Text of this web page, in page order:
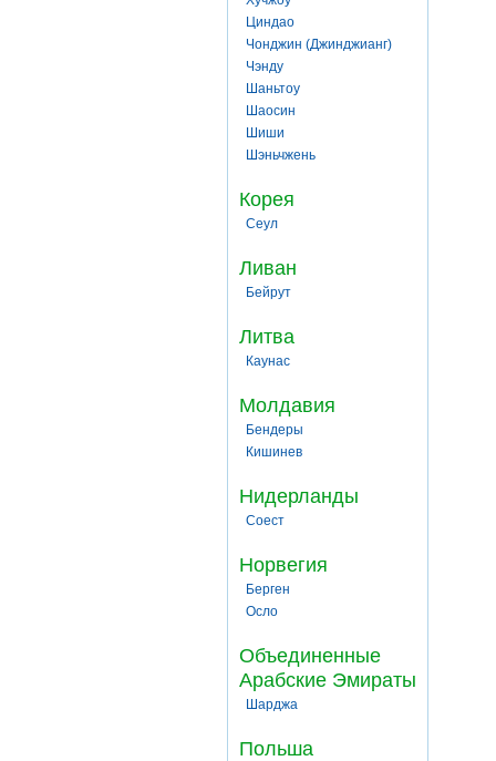
Циндао
Чонджин (Джинджианг)
Чэнду
Шаньтоу
Шаосин
Шиши
Шэньчжень
Корея
Сеул
Ливан
Бейрут
Литва
Каунас
Молдавия
Бендеры
Кишинев
Нидерланды
Соест
Норвегия
Берген
Осло
Объединенные
Арабские Эмираты
Шарджа
Польша